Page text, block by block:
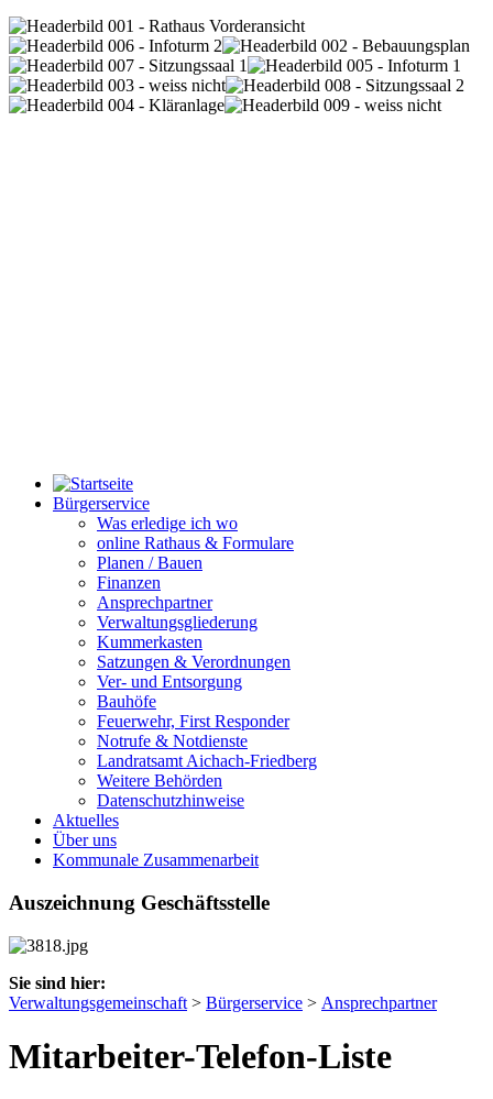
Bürgerservice
Was erledige ich wo
online Rathaus & Formulare
Planen / Bauen
Finanzen
Ansprechpartner
Verwaltungsgliederung
Kummerkasten
Satzungen & Verordnungen
Ver- und Entsorgung
Bauhöfe
Feuerwehr, First Responder
Notrufe & Notdienste
Landratsamt Aichach-Friedberg
Weitere Behörden
Datenschutzhinweise
Aktuelles
Über uns
Kommunale Zusammenarbeit
Auszeichnung Geschäftsstelle
Sie sind hier:
Verwaltungsgemeinschaft > Bürgerservice > Ansprechpartner
Mitarbeiter-Telefon-Liste